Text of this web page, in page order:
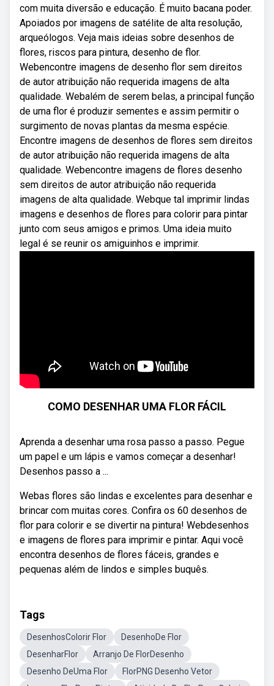
com muita diversão e educação. É muito bacana poder.
Apoiados por imagens de satélite de alta resolução,
arqueólogos. Veja mais ideias sobre desenhos de
flores, riscos para pintura, desenho de flor.
Webencontre imagens de desenho flor sem direitos
de autor atribuição não requerida imagens de alta
qualidade. Webalém de serem belas, a principal função
de uma flor é produzir sementes e assim permitir o
surgimento de novas plantas da mesma espécie.
Encontre imagens de desenhos de flores sem direitos
de autor atribuição não requerida imagens de alta
qualidade. Webencontre imagens de flores desenho
sem direitos de autor atribuição não requerida
imagens de alta qualidade. Webque tal imprimir lindas
imagens e desenhos de flores para colorir para pintar
junto com seus amigos e primos. Uma ideia muito
legal é se reunir os amiguinhos e imprimir.
COMO DESENHAR UMA FLOR FÁCIL
Aprenda a desenhar uma rosa passo a passo. Pegue
um papel e um lápis e vamos começar a desenhar!
Desenhos passo a ...
Webas flores são lindas e excelentes para desenhar e
brincar com muitas cores. Confira os 60 desenhos de
flor para colorir e se divertir na pintura! Webdesenhos
e imagens de flores para imprimir e pintar. Aqui você
encontra desenhos de flores fáceis, grandes e
pequenas além de lindos e simples buquês.
Tags
DesenhosColorir Flor
DesenhoDe Flor
DesenharFlor
Arranjo De FlorDesenho
Desenho DeUma Flor
FlorPNG Desenho Vetor